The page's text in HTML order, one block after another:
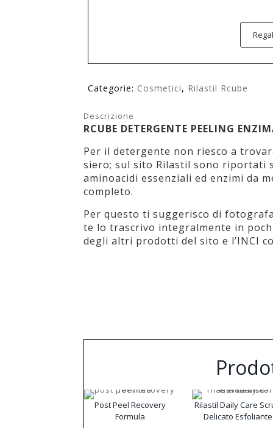
Categorie: Cosmetici, Rilastil Rcube
Descrizione
RCUBE DETERGENTE PEELING
Per il detergente non riesco a
siero; sul sito Rilastil sono riportati
aminoacidi essenziali ed enzimi da
completo.
Per questo ti suggerisco di
te lo trascrivo integralmente in
degli altri prodotti del sito e l’INCI
Post Peel Recovery
Formula
Rilastil Daily Care
Delicato Esfoliante